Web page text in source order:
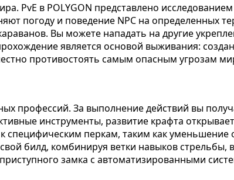
PvE в POLYGON представлено
погоду и поведение NPC на определенных
Вы можете нападать на другие
является основой выживания:
противостоять самым опасным угрозам
профессий. За выполнение действий вы
инструменты, развитие крафта
специфическим перкам, таким как уменьшение
билд, комбинируя ветки навыков стрельбы,
замка с автоматизированными